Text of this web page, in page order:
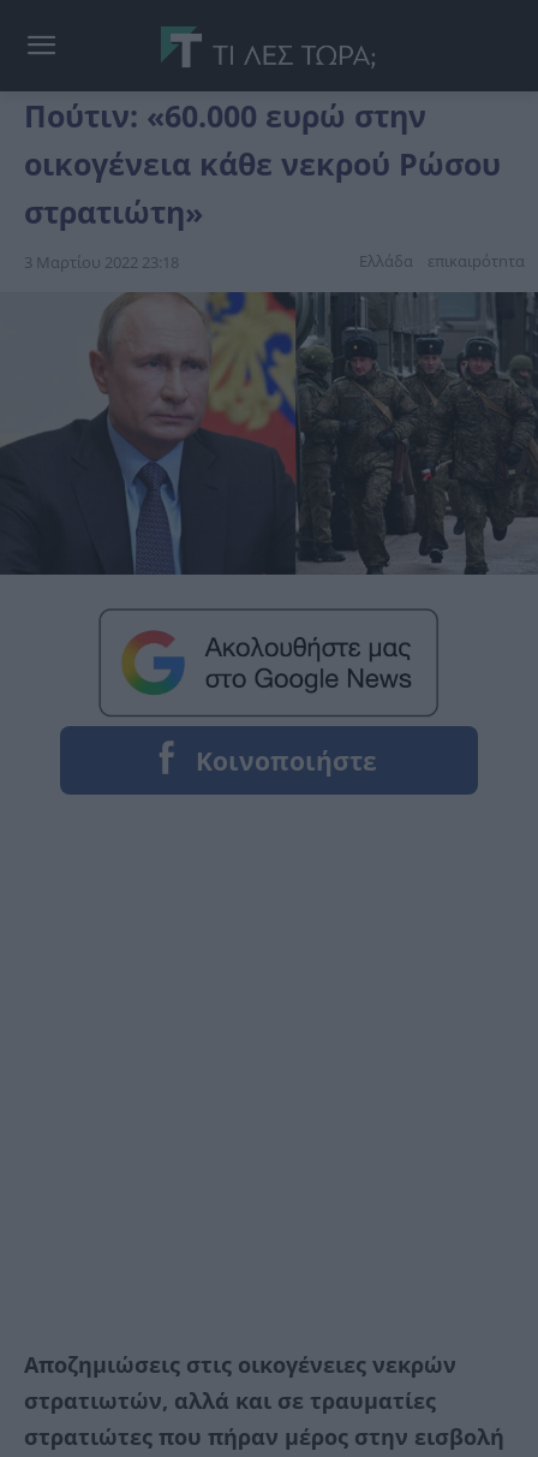
Πούτιν: «60.000 ευρώ στην
οικογένεια κάθε νεκρού Ρώσου
στρατιώτη»
3 Μαρτίου 2022 23:18 Ελλάδα επικαιpότnτα
Αποζημιώσεις στις οικογένειες νεκρών
στρατιωτών, αλλά και σε τραυματίες
στρατιώτες που πήραν μέρος στην εισβολή